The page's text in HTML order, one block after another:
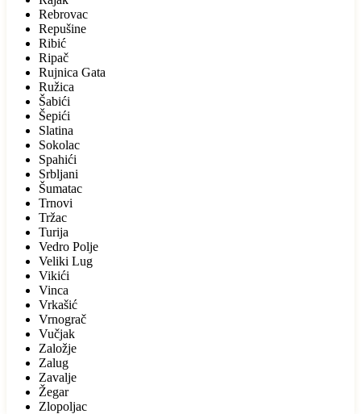
Rebrovac
Repušine
Ribić
Ripač
Rujnica Gata
Ružica
Šabići
Šepići
Slatina
Sokolac
Spahići
Srbljani
Šumatac
Trnovi
Tržac
Turija
Vedro Polje
Veliki Lug
Vikići
Vinca
Vrkašić
Vrnograč
Vučjak
Založje
Zalug
Zavalje
Žegar
Zlopoljac